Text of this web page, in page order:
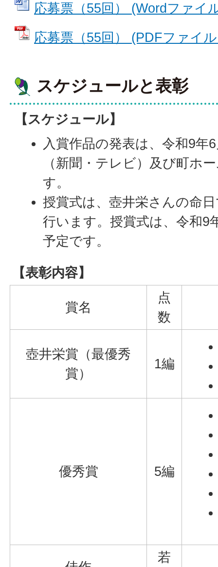
応募票（55回） (Wordファイ
応募票（55回） (PDFファイ
スケジュールと表彰
【スケジュール】
入賞作品の発表は、令和9年
（新聞・テレビ）及び町ホ
す。
授賞式は、壺井栄さんの命
行います。授賞式は、令和9
予定です。
【表彰内容】
賞名
点
数
壺井栄賞（最優秀
賞）
1編
優秀賞 5編
若